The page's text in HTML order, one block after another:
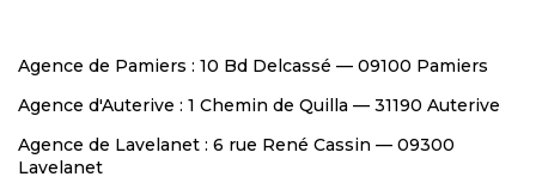
Agence de Pamiers : 10 Bd Delcassé — 09100 Pamiers
Agence d'Auterive : 1 Chemin de Quilla — 31190 Auterive
Agence de Lavelanet : 6 rue René Cassin — 09300
Lavelanet